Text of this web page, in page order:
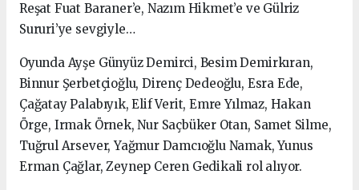
Reşat Fuat Baraner’e, Nazım Hikmet’e ve Gülriz
Sururi’ye sevgiyle…
Oyunda Ayşe Günyüz Demirci, Besim Demirkıran,
Binnur Şerbetçioğlu, Direnç Dedeoğlu, Esra Ede,
Çağatay Palabıyık, Elif Verit, Emre Yılmaz, Hakan
Örge, Irmak Örnek, Nur Saçbüker Otan, Samet Silme,
Tuğrul Arsever, Yağmur Damcıoğlu Namak, Yunus
Erman Çağlar, Zeynep Ceren Gedikali rol alıyor.